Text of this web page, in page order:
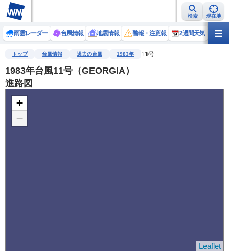
検索 現在地
雨雲レーダー 台風情報 地震情報 警報・注意報 2週間天気 ラ
トップ 台風情報 過去の台風 1983年 11号
1983年台風11号（GEORGIA）
進路図
+
−
Leaflet